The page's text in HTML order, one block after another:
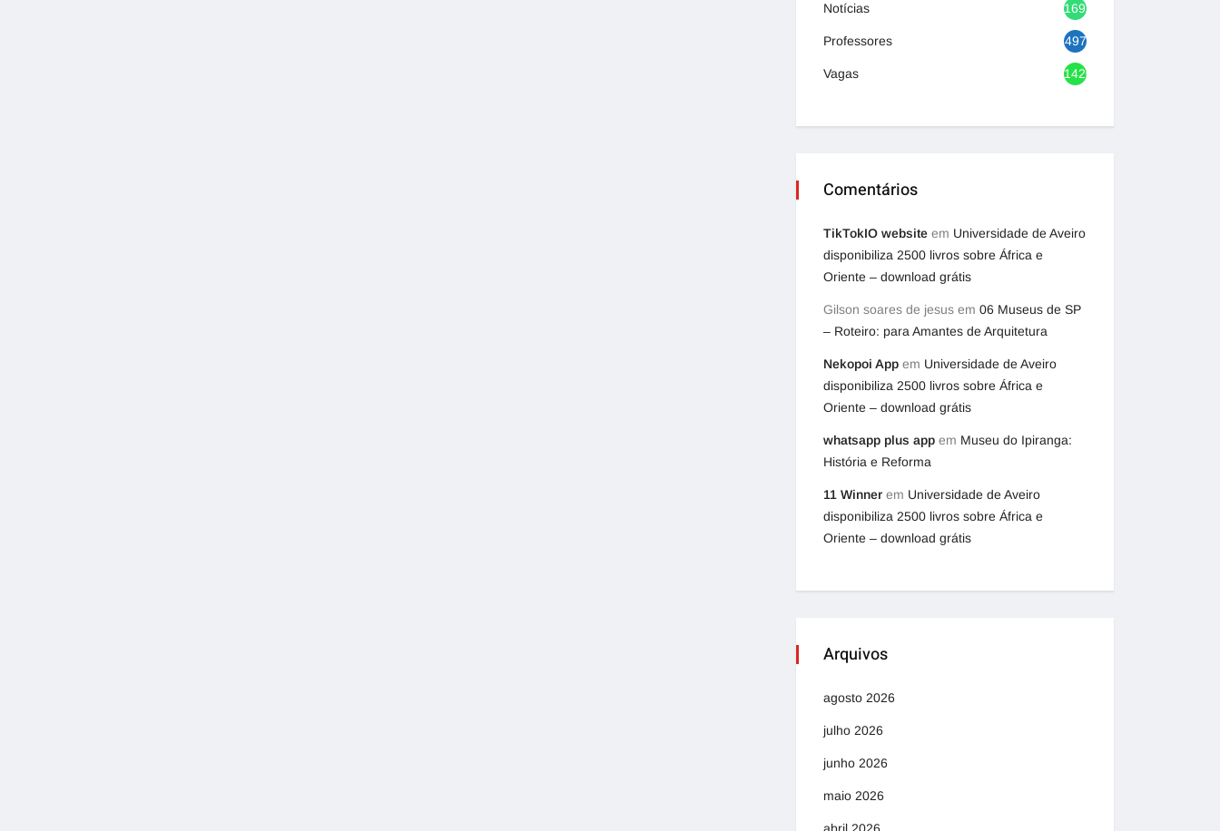
Notícias 1692
Professores 497
Vagas 1420
Comentários
TikTokIO website em Universidade de Aveiro
disponibiliza 2500 livros sobre África e
Oriente – download grátis
Gilson soares de jesus em 06 Museus de SP
– Roteiro: para Amantes de Arquitetura
Nekopoi App em Universidade de Aveiro
disponibiliza 2500 livros sobre África e
Oriente – download grátis
whatsapp plus app em Museu do Ipiranga:
História e Reforma
11 Winner em Universidade de Aveiro
disponibiliza 2500 livros sobre África e
Oriente – download grátis
Arquivos
agosto 2026
julho 2026
junho 2026
maio 2026